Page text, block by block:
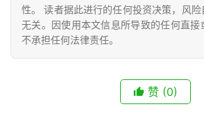
货
报
性。 读者据此进行的任何投资决策，风
无关。因使用本文信息所导致的任何直接
不承担任何法律责任。
赞 (0)